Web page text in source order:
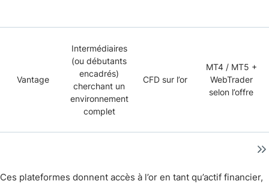
Vantage
Intermédiaires
(ou débutants
encadrés)
cherchant un
environnement
complet
CFD sur l’or
MT4 / MT5 +
WebTrader
selon l’offre
Ces plateformes donnent accès à l’or en tant qu’actif financier,